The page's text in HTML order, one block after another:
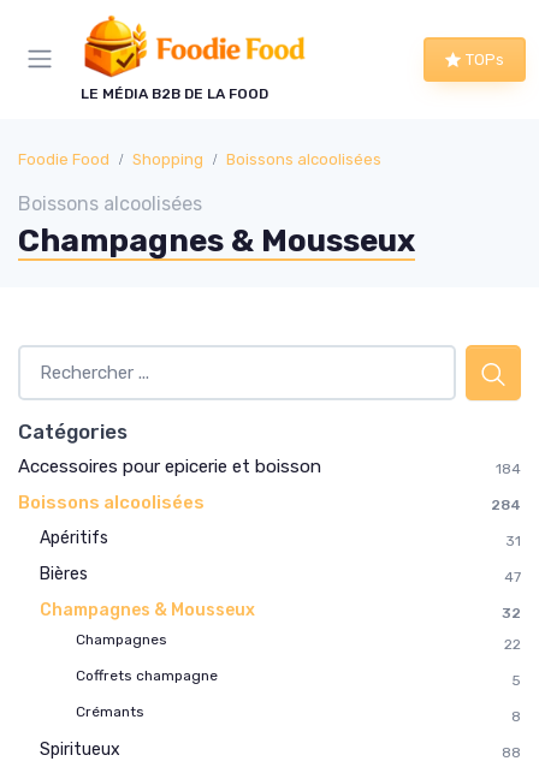
LE MÉDIA B2B DE LA FOOD
TOPs
Foodie Food Shopping Boissons alcoolisées
Boissons alcoolisées
Champagnes & Mousseux
Catégories
Accessoires pour epicerie et boisson 184
Boissons alcoolisées 284
Apéritifs 31
Bières 47
Champagnes & Mousseux
32
Champagnes
22
Coffrets champagne
5
Crémants
8
Spiritueux 88
Panneau de gestion des cookies